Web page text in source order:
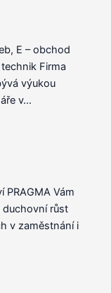
E – obchod
Firma
výukou
v…
PRAGMA Vám
duchovní růst
v zaměstnání i